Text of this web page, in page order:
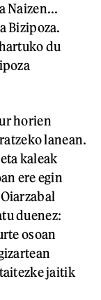
Naizen...
Bizipoza.
du
horien
lanean.
kaleak
ere egin
duenez:
osoan
jaitik